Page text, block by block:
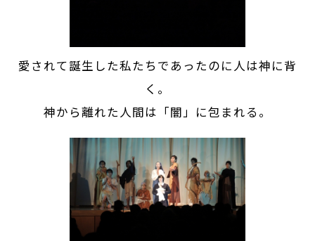
愛されて誕生した私たちであったのに人は神に背
く。
神から離れた人間は「闇」に包まれる。